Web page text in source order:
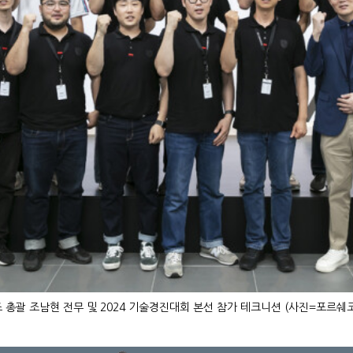
총괄 조남현 전무 및 2024 기술경진대회 본선 참가 테크니션 (사진=포르쉐